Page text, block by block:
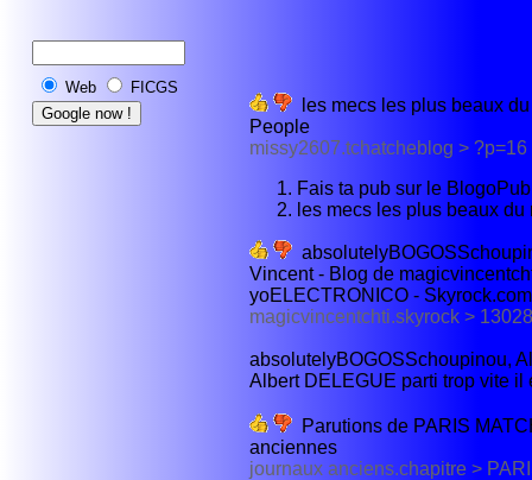
Web FICGS
les mecs les plus beaux
People
missy2607.tchatcheblog > ?p=16
Fais ta pub sur le
les mecs les plus beaux
Vincent - Blog de
yoELECTRONICO - Skyrock.com
magicvincentchti.skyrock >
absolutelyBOGOSSchoupinou,
Albert DELEGUE parti trop vite il
Parutions de PARIS
anciennes
journaux anciens.chapitre >